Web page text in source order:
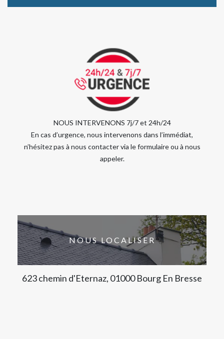
NOUS INTERVENONS 7j/7 et 24h/24
En cas d’urgence, nous intervenons dans l’immédiat,
n’hésitez pas à nous contacter via le formulaire ou à nous
appeler.
NOUS LOCALISER
623 chemin d'Eternaz, 01000 Bourg En Bresse